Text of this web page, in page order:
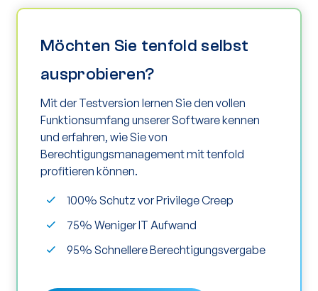
Möchten Sie tenfold selbst
ausprobieren?
Mit der Testversion lernen Sie den vollen
Funktionsumfang unserer Software kennen
und erfahren, wie Sie von
Berechtigungsmanagement mit tenfold
profitieren können.
100% Schutz vor Privilege Creep
75% Weniger IT Aufwand
95% Schnellere Berechtigungsvergabe